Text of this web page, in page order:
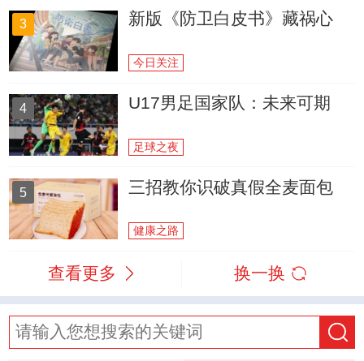
3 新版《防卫白皮书》藏祸心
今日关注
4 U17男足国家队：未来可期
足球之夜
5 三招教你识破真假全麦面包
健康之路
查看更多 换一换